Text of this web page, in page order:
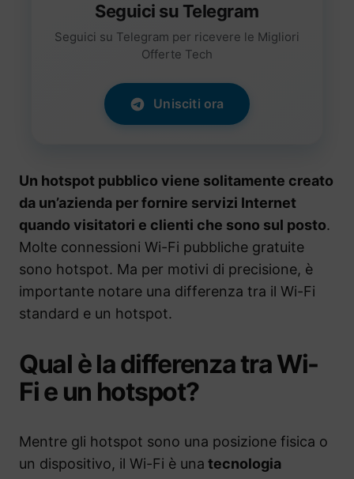
Seguici su Telegram
Seguici su Telegram per ricevere le Migliori
Offerte Tech
Unisciti ora
Un hotspot pubblico viene solitamente creato
da un’azienda per fornire servizi Internet
quando visitatori e clienti che sono sul posto.
Molte connessioni Wi-Fi pubbliche gratuite
sono hotspot. Ma per motivi di precisione, è
importante notare una differenza tra il Wi-Fi
standard e un hotspot.
Qual è la differenza tra Wi-
Fi e un hotspot?
Mentre gli hotspot sono una posizione fisica o
un dispositivo, il Wi-Fi è una tecnologia